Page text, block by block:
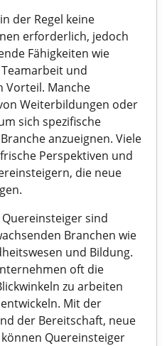
der Regel keine
erforderlich, jedoch
Fähigkeiten wie
und
Vorteil. Manche
Weiterbildungen oder
sich spezifische
anzueignen. Viele
Perspektiven und
die neue
sind
Branchen wie
und Bildung.
oft die
zu arbeiten
Mit der
der Bereitschaft, neue
Quereinsteiger